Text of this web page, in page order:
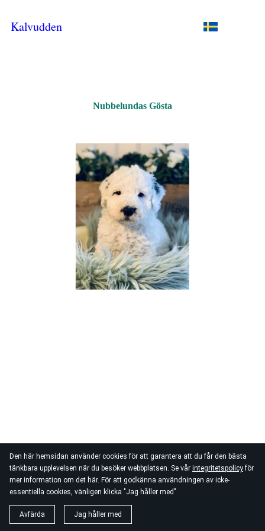
Den här hemsidan använder cookies för att garantera att du får den bästa
tänkbara upplevelsen när du besöker webbplatsen. Se vår integritetspolicyför
mer information om det här. För att godkänna användningen av icke-
essentiella cookies, vänligen klicka "Jag håller med"
Avfärda Jag håller med
Kalvudden
Nubbelundas Gösta